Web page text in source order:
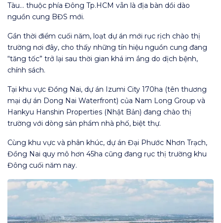
Tàu… thuộc phía Đông Tp.HCM vẫn là địa bàn dồi dào
nguồn cung BĐS mới.
Gần thời điểm cuối năm, loạt dự án mới rục rịch chào thị
trường nơi đây, cho thấy những tín hiệu nguồn cung đang
“tăng tốc” trở lại sau thời gian khá im ắng do dịch bệnh,
chính sách.
Tại khu vực Đồng Nai, dự án Izumi City 170ha (tên thương
mại dự án Dong Nai Waterfront) của Nam Long Group và
Hankyu Hanshin Properties (Nhật Bản) đang chào thị
trường với dòng sản phẩm nhà phố, biệt thự.
Cùng khu vực và phân khúc, dự án Đại Phước Nhơn Trạch,
Đồng Nai quy mô hơn 45ha cũng đang rục thị trường khu
Đông cuối năm nay.